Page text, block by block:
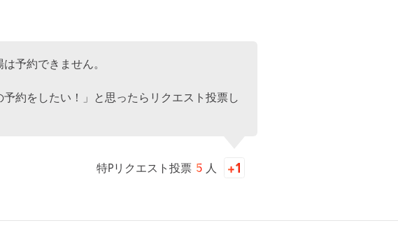
予約できません。
予約をしたい！」と思ったらリクエスト投票し
特Pリクエスト投票 5 人